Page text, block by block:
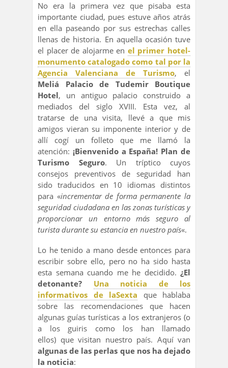
No era la primera vez que pisaba esta
importante ciudad, pues estuve años atrás
en ella paseando por sus estrechas calles
llenas de historia. En aquella ocasión tuve
el placer de alojarme en el primer hotel-
monumento catalogado como tal por la
Agencia Valenciana de Turismo, el
Meliá Palacio de Tudemir Boutique
Hotel, un antiguo palacio construido a
mediados del siglo XVIII. Esta vez, al
tratarse de una visita, llevé a que mis
amigos vieran su imponente interior y de
allí cogí un folleto que me llamó la
atención: ¡Bienvenido a España! Plan de
Turismo Seguro. Un tríptico cuyos
consejos preventivos de seguridad han
sido traducidos en 10 idiomas distintos
para «incrementar de forma permanente la
seguridad ciudadana en las zonas turísticas y
proporcionar un entorno más seguro al
turista durante su estancia en nuestro país«.
Lo he tenido a mano desde entonces para
escribir sobre ello, pero no ha sido hasta
esta semana cuando me he decidido. ¿El
detonante?
Una noticia de los
informativos de laSexta que hablaba
sobre las recomendaciones que hacen
algunas guías turísticas a los extranjeros (o
a los guiris como los han llamado
ellos) que visitan nuestro país. Aquí van
algunas de las perlas que nos ha dejado
la noticia: